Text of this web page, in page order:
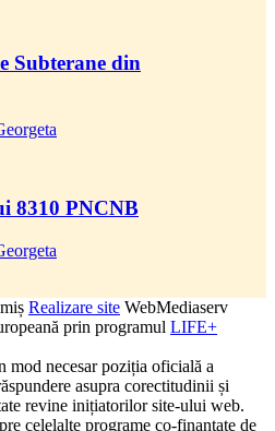
Subterane din
8310 PNCNB
Realizare site WebMediaserv
prin programul LIFE+
mod necesar poziția oficială a
asupra corectitudinii și
revine inițiatorilor site-ului web.
celelalte programe co-finanţate de